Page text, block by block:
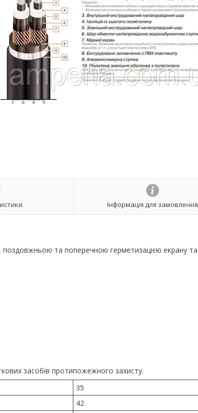
Інформація для замовлення
поздовжньою та поперечною герметизацією екрану та
засобів протипожежного захисту.
35
42